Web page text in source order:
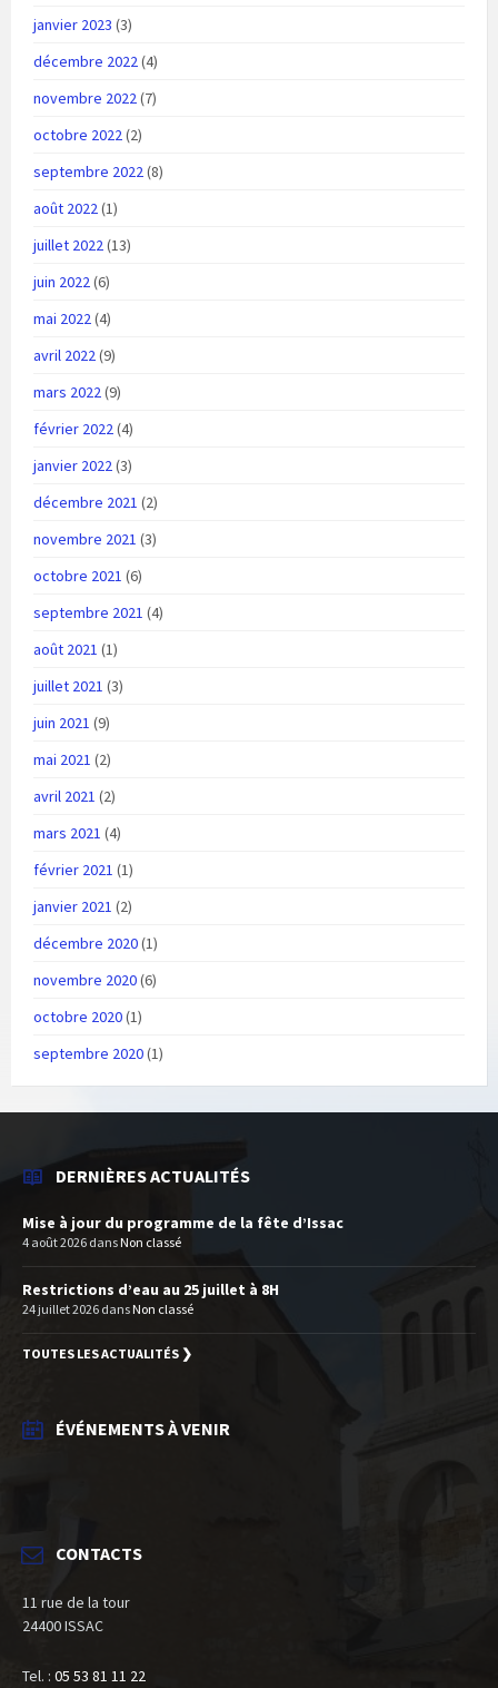
janvier 2023 (3)
décembre 2022(4)
novembre 2022(7)
octobre 2022(2)
septembre 2022(8)
août 2022(1)
juillet 2022(13)
juin 2022(6)
mai 2022(4)
avril 2022(9)
mars 2022(9)
février 2022(4)
janvier 2022(3)
décembre 2021 (2)
novembre 2021 (3)
octobre 2021 (6)
septembre 2021 (4)
août 2021 (1)
juillet 2021 (3)
juin 2021 (9)
mai 2021 (2)
avril 2021 (2)
mars 2021 (4)
février 2021 (1)
janvier 2021 (2)
décembre 2020(1)
novembre 2020(6)
octobre 2020(1)
septembre 2020(1)
DERNIÈRES ACTUALITÉS
Mise à jour du programme de la fête d’Issac
4 août 2026 dansNon classé
Restrictions d’eau au 25 juillet à 8H
24 juillet 2026 dansNon classé
TOUTES LES ACTUALITÉS ❯
ÉVÉNEMENTS À VENIR
CONTACTS
11 rue de la tour
24400 ISSAC
Tel. : 05 53 81 11 22